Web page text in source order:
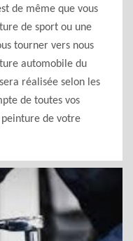
de même que vous
de sport ou une
tourner vers nous
automobile du
réalisée selon les
de toutes vos
de votre